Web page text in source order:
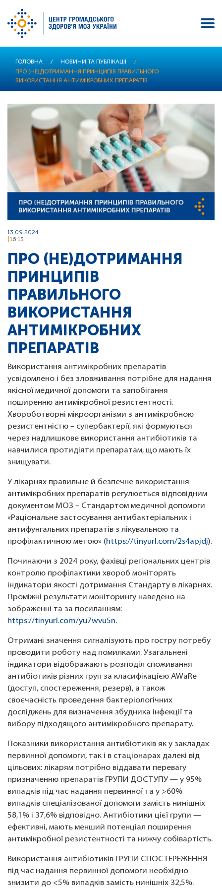
основного
ГОЛОВНА / НОВИНИ ТА ПУБЛІКАЦІЇ
/
ПРО (НЕ)ДОТРИМАННЯ ПРИНЦИПІВ ПРАВИЛЬНОГО
ВИКОРИСТАННЯ АНТИМІКРОБНИХ ПРЕПАРАТІВ
13.09.2024
16:15
ПРО (НЕ)ДОТРИМАННЯ
ПРИНЦИПІВ
ПРАВИЛЬНОГО
ВИКОРИСТАННЯ
АНТИМІКРОБНИХ
ПРЕПАРАТІВ
Використання антимікробних препаратів
усвідомлено і без зловживання потрібне для надання
якісної медичної допомоги та запобігання
поширенню антимікробної резистентності.
Хвороботворні мікроорганізми з антимікробною
резистентністю – супербактерії, які формуються
через надлишкове використання антибіотиків та
навчилися протидіяти препаратам, що мають їх
знищувати.
У лікарнях правильне й безпечне використання
антимікробних препаратів регулюється відповідним
документом МОЗ – Стандартом медичної допомоги
«Раціональне застосування антибактеріальних і
антифунгальних препаратів з лікувальною та
профілактичною метою» (https://tinyurl.com/2s4apjdj).
Починаючи з 2024 року, фахівці регіональних центрів
контролю профілактики хвороб моніторять
індикатори якості дотримання Стандарту в лікарнях.
Проміжні результати моніторингу наведено на
зображенні та за посиланням:
https://tinyurl.com/yu7wvu5n.
Отримані значення сигналізують про гостру потребу
проводити роботу над помилками. Узагальнені
індикатори відображають розподіл споживання
антибіотиків різних груп за класифікацією AWaRe
(доступ, спостереження, резерв), а також
своєчасність проведення бактеріологічних
досліджень для визначення збудника інфекції та
вибору підходящого антимікробного препарату.
Показники використання антибіотиків як у закладах
первинної допомоги, так і в стаціонарах далекі від
цільових: лікарям потрібно віддавати перевагу
призначенню препаратів ГРУПИ ДОСТУПУ — у 95%
випадків під час надання первинної та у >60%
випадків спеціалізованої допомоги замість нинішніх
58,1% і 37,6% відповідно. Антибіотики цієї групи —
ефективні, мають менший потенціал поширення
антимікробної резистентності та нижчу собівартість.
Використання антибіотиків ГРУПИ СПОСТЕРЕЖЕННЯ
під час надання первинної допомоги необхідно
знизити до <5% випадків замість нинішніх 32,5%.